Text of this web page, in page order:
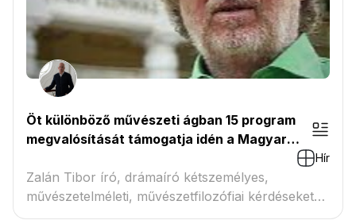
Öt különböző művészeti ágban 15 program
megvalósítását támogatja idén a Magyar
munkacsoportja
Hír
Zalán Tibor író, drámaíró kétszemélyes,
művészetelméleti, művészetfilozófiai kérdéseket
boncolgató s...